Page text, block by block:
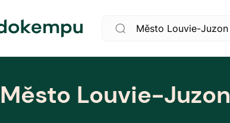
Město Louvie-Juzon